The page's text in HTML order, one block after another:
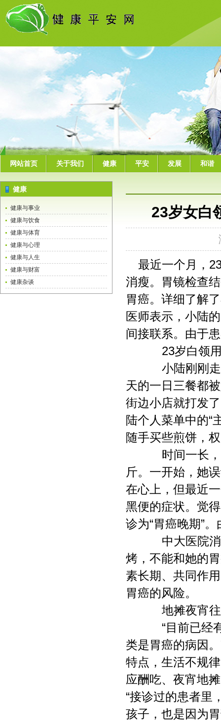
网站首页 关于我们 健康 平安 发展 和谐
健康
健康与事业
健康与饮食
健康与体育
健康与心理
健康与人生
健康与财富
健康杂谈
23岁女白
最近一个月，
消瘦。胃镜检查
胃癌。详细了解
医师表示，小陆
间接联系。由于
23岁白领用
小陆刚刚走
天的一日三餐都
街边小店就打发
陆个人菜单中的“
随手买些煎饼，
时间一长，
斤。一开始，她
在心上，但最近
黑便的症状。觉
诊为“胃癌晚期”
中大医院消
烤，不能和她的
素长期、共同作
胃癌的风险。
地摊夜宵往
“目前已经有
类是胃癌的病因
特点，生活不规
应酬吃、夜宵地
“接诊过的患者里
孩子，也是因为